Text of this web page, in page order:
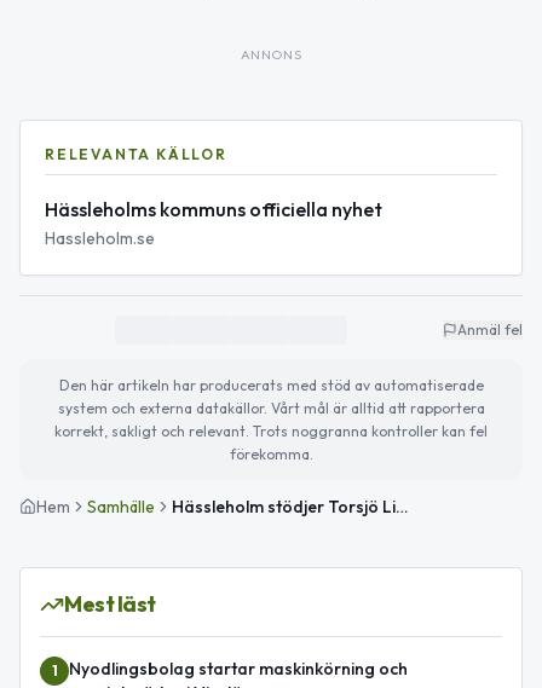
ANNONS
RELEVANTA KÄLLOR
Hässleholms kommuns officiella nyhet
Hassleholm.se
Anmäl fel
Den här artikeln har producerats med stöd av automatiserade
system och externa datakällor. Vårt mål är alltid att rapportera
korrekt, sakligt och relevant. Trots noggranna kontroller kan fel
förekomma.
Hem Samhälle Hässleholm stödjer Torsjö Live, La Traviata och Sommar Hässleholm 2026
Mest läst
1
Nyodlingsbolag startar maskinkörning och